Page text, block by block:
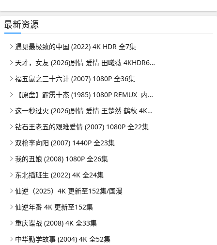
最新资源
遇见最极致的中国 (2022) 4K HDR 全7集
天才，女友 (2026)剧情 爱情 田曦薇 4KHDR60FPS 更新08集
福五鼠之三十六计 (2007) 1080P 全36集
【原盘】霹雳十杰 (1985) 1080P REMUX 内嵌/外挂简中字幕
这一秒过火 (2026)剧情 爱情 王楚然 鹤秋 4KHDR60FPS 更新26集
钻石王老五的艰难爱情 (2007) 1080P 全22集
双枪李向阳 (2007) 1440P 全23集
我的丑娘 (2008) 1080P 全26集
东北插班生 (2022) 4K 全24集
仙逆（2025）4K 更新至152集/国漫
仙逆年番 4K 更新至152集
重庆谍战 (2008) 4K 全33集
中华勤学故事 (2004) 4K 全52集